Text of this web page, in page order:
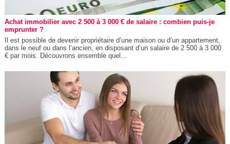
Achat immobilier avec 2 500 à 3 000 € de salaire : combien puis-je
emprunter ?
Il est possible de devenir propriétaire d’une maison ou d’un appartement,
dans le neuf ou dans l’ancien, en disposant d’un salaire de 2 500 à 3 000
€ par mois. Découvrons ensemble quel...